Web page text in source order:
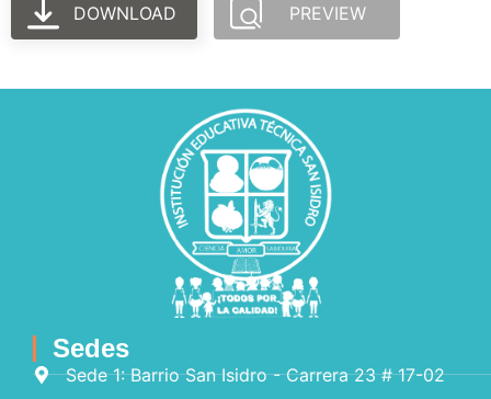
DOWNLOAD PREVIEW
Sedes
Sede 1: Barrio San Isidro - Carrera 23 # 17-02